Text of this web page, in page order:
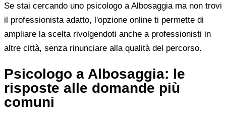
Se stai cercando uno psicologo a Albosaggia ma non trovi
il professionista adatto, l'opzione online ti permette di
ampliare la scelta rivolgendoti anche a professionisti in
altre città, senza rinunciare alla qualità del percorso.
Psicologo a Albosaggia: le
risposte alle domande più
comuni